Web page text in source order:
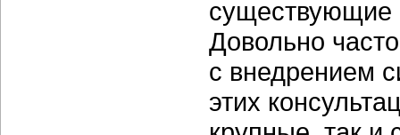
существующие
Довольно
с внедрением
этих